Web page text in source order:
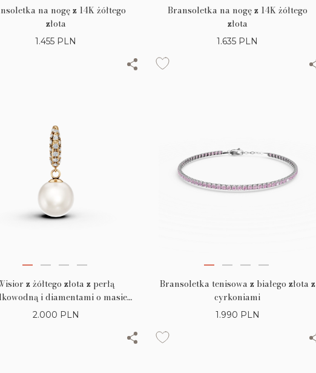
na nogę z 14K żółtego
złota
1.455 PLN
Bransoletka na nogę z 14K żółtego
złota
1.635 PLN
z żółtego złota z perłą
i diamentami o masie
0.07ct
2.000 PLN
Bransoletka tenisowa z białego złota z
cyrkoniami
1.990 PLN